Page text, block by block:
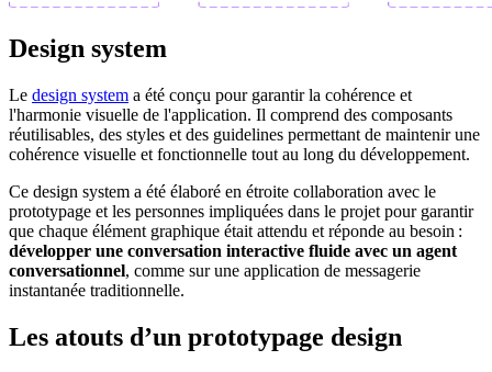
Design system
Le design system a été conçu pour garantir la cohérence et
l'harmonie visuelle de l'application. Il comprend des composants
réutilisables, des styles et des guidelines permettant de maintenir une
cohérence visuelle et fonctionnelle tout au long du développement.
Ce design system a été élaboré en étroite collaboration avec le
prototypage et les personnes impliquées dans le projet pour garantir
que chaque élément graphique était attendu et réponde au besoin :
développer une conversation interactive fluide avec un agent
conversationnel, comme sur une application de messagerie
instantanée traditionnelle.
Les atouts d’un prototypage design